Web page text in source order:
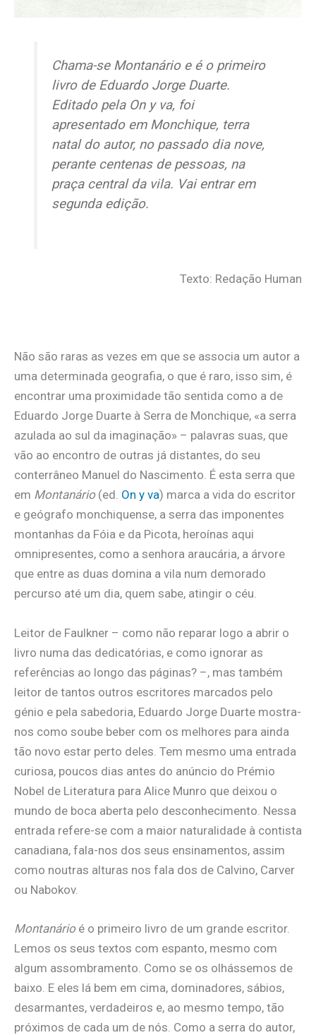
Chama-se Montanárioe é o primeiro
livro de Eduardo Jorge Duarte.
Editado pela On y va, foi
apresentado em Monchique, terra
natal do autor, no passado dia nove,
perante centenas de pessoas, na
praça central da vila. Vai entrar em
segunda edição.
Texto: Redação Human
Não são raras as vezes em que se associa um autor a
uma determinada geografia, o que é raro, isso sim, é
encontrar uma proximidade tão sentida como a de
Eduardo Jorge Duarte à Serra de Monchique, «a serra
azulada ao sul da imaginação» – palavras suas, que
vão ao encontro de outras já distantes, do seu
conterrâneo Manuel do Nascimento. É esta serra que
em Montanário(ed. On y va) marca a vida do escritor
e geógrafo monchiquense, a serra das imponentes
montanhas da Fóia e da Picota, heroínas aqui
omnipresentes, como a senhora araucária, a árvore
que entre as duas domina a vila num demorado
percurso até um dia, quem sabe, atingir o céu.
Leitor de Faulkner – como não reparar logo a abrir o
livro numa das dedicatórias, e como ignorar as
referências ao longo das páginas? –, mas também
leitor de tantos outros escritores marcados pelo
génio e pela sabedoria, Eduardo Jorge Duarte mostra-
nos como soube beber com os melhores para ainda
tão novo estar perto deles. Tem mesmo uma entrada
curiosa, poucos dias antes do anúncio do Prémio
Nobel de Literatura para Alice Munro que deixou o
mundo de boca aberta pelo desconhecimento. Nessa
entrada refere-se com a maior naturalidade à contista
canadiana, fala-nos dos seus ensinamentos, assim
como noutras alturas nos fala dos de Calvino, Carver
ou Nabokov.
Montanárioé o primeiro livro de um grande escritor.
Lemos os seus textos com espanto, mesmo com
algum assombramento. Como se os olhássemos de
baixo. E eles lá bem em cima, dominadores, sábios,
desarmantes, verdadeiros e, ao mesmo tempo, tão
próximos de cada um de nós. Como a serra do autor,